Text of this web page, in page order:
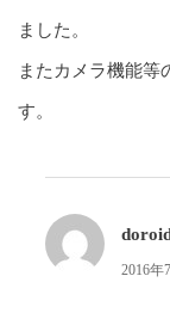
ました。
またカメラ機能等
す。
2016年